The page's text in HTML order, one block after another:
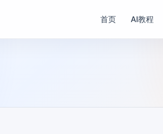
首页 AI教程